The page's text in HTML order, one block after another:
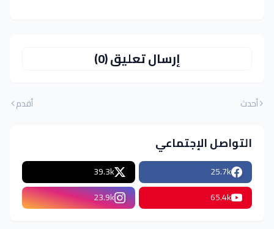
إرسال تعليق (0)
أحدث أقدم
التواصل الإجتماعي
25.7k
39.3k
65.4k
23.9k